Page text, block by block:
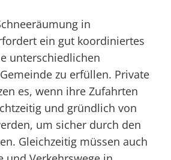
in
ein gut koordiniertes
unterschiedlichen
zu erfüllen. Private
es, wenn ihre Zufahrten
und gründlich von
um sicher durch den
Gleichzeitig müssen auch